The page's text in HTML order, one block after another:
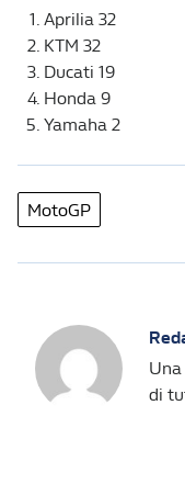
Aprilia 32
KTM 32
Ducati 19
Honda 9
Yamaha 2
MotoGP
di